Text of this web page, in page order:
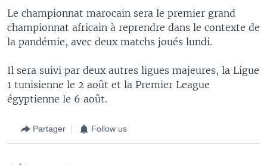
Le championnat marocain sera le premier grand
championnat africain à reprendre dans le contexte de
la pandémie, avec deux matchs joués lundi.
Il sera suivi par deux autres ligues majeures, la Ligue
1 tunisienne le 2 août et la Premier League
égyptienne le 6 août.
Partager Follow us